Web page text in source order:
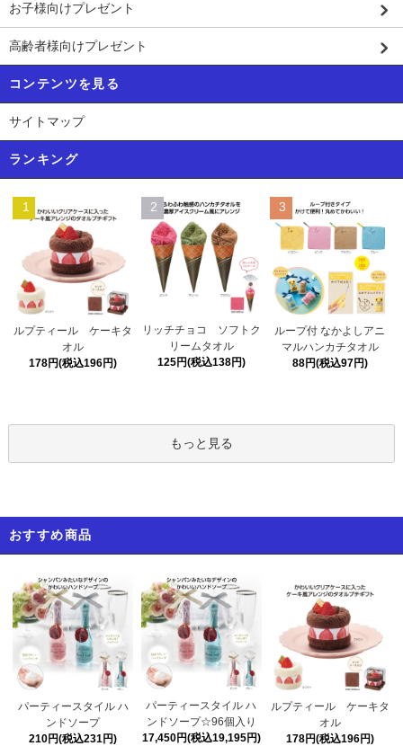
お子様向けプレゼント
高齢者様向けプレゼント
コンテンツを見る
サイトマップ
ランキング
1
ルプティール ケーキタ
オル
178円(税込196円)
2
リッチチョコ ソフトク
リームタオル
125円(税込138円)
3
ループ付 なかよしアニ
マルハンカチタオル
88円(税込97円)
もっと見る
おすすめ商品
パーティースタイル ハ
ンドソープ
210円(税込231円)
パーティースタイル ハ
ンドソープ☆96個入り
17,450円(税込19,195円)
ルプティール ケーキタ
オル
178円(税込196円)